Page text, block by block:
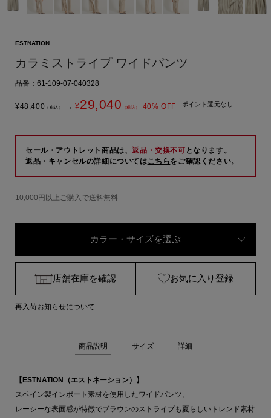
ESTNATION
カラミストライプ ワイドパンツ
品番：61-109-07-040328
¥48,400 （税込） → ¥29,040 （税込） 40% OFF ポイント還元なし
セール・アウトレット商品は、返品・交換不可 となります。
返品・キャンセルの詳細についてはこちらをご確認ください。
10,000円以上ご購入で送料無料
カラー・サイズを選ぶ
店舗在庫を確認 お気に入り登録
再入荷お知らせについて
商品説明 サイズ 詳細
【ESTNATION（エストネーション）】
スペイン製インポート素材を使用したワイドパンツ。
レーシーな表面感が特徴でブラウンのストライプも夏らしいトレンド素材